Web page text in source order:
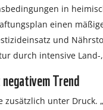
in
einen
und
durch intensive Land-
Trend
zusätzlich unter